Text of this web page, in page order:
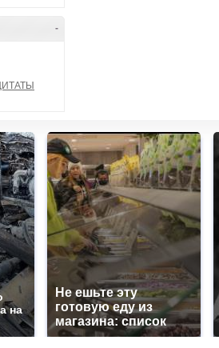
-
на
Не ешьте эту
готовую еду из
магазина: список